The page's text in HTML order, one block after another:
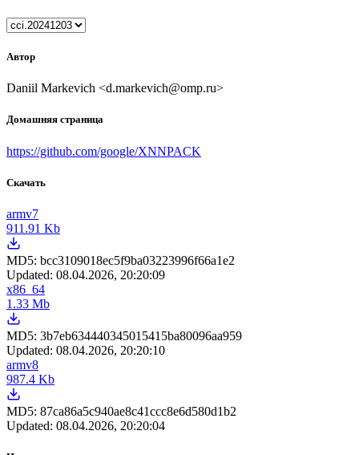
Автор
Daniil Markevich <d.markevich@omp.ru>
Домашняя страница
https://github.com/google/XNNPACK
Скачать
armv7
911.91 Kb
MD5: bcc3109018ec5f9ba03223996f66a1e2
Updated: 08.04.2026, 20:20:09
x86_64
1.33 Mb
MD5: 3b7eb634440345015415ba80096aa959
Updated: 08.04.2026, 20:20:10
armv8
987.4 Kb
MD5: 87ca86a5c940ae8c41ccc8e6d580d1b2
Updated: 08.04.2026, 20:20:04